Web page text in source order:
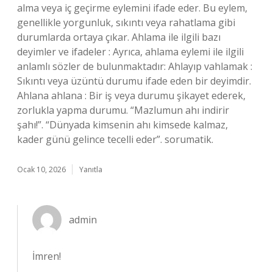
alma veya iç geçirme eylemini ifade eder. Bu eylem,
genellikle yorgunluk, sıkıntı veya rahatlama gibi
durumlarda ortaya çıkar. Ahlama ile ilgili bazı
deyimler ve ifadeler : Ayrıca, ahlama eylemi ile ilgili
anlamlı sözler de bulunmaktadır: Ahlayıp vahlamak :
Sıkıntı veya üzüntü durumu ifade eden bir deyimdir.
Ahlana ahlana : Bir iş veya durumu şikayet ederek,
zorlukla yapma durumu. “Mazlumun ahı indirir
şahı!”. “Dünyada kimsenin ahı kimsede kalmaz,
kader günü gelince tecelli eder”. sorumatik.
Ocak 10, 2026 Yanıtla
admin
İmren!